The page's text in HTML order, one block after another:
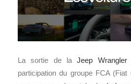
La sortie de laJeep Wrangler
participation du groupe FCA (Fiat